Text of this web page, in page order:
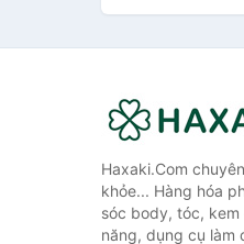
Haxaki.Com
khỏe... Hàng hóa
sóc body, tóc,
năng, dụng cụ làm